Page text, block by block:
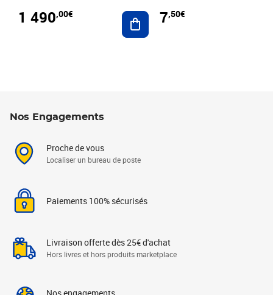
1 490,00€ Ajouter au panier
7,50€
Nos Engagements
Proche de vous
Localiser un bureau de poste
Paiements 100% sécurisés
Livraison offerte dès 25€ d'achat
Hors livres et hors produits marketplace